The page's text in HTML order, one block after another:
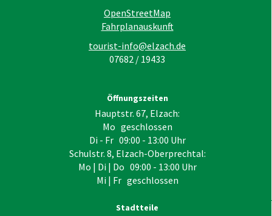
OpenStreetMap
Fahrplanauskunft
tourist-info@elzach.de
07682 / 19433
Öffnungszeiten
Hauptstr. 67, Elzach:
Mo geschlossen
Di - Fr 09:00 - 13:00 Uhr
Schulstr. 8, Elzach-Oberprechtal:
Mo | Di | Do 09:00 - 13:00 Uhr
Mi | Fr geschlossen
Stadtteile